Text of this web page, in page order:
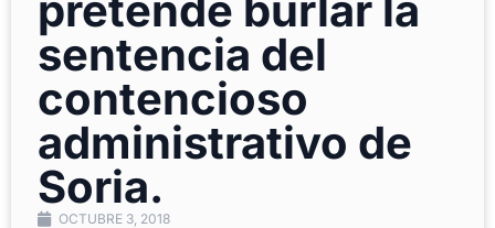
sentencia del
contencioso
administrativo de
Soria.
OCTUBRE 3, 2018